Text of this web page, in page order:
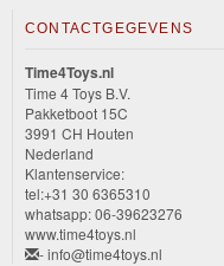
CONTACTGEGEVENS
Time4Toys.nl
Time 4 Toys B.V.
Pakketboot 15C
3991 CH Houten
Nederland
Klantenservice:
tel:+31 30 6365310
whatsapp: 06-39623276
www.time4toys.nl
- info@time4toys.nl